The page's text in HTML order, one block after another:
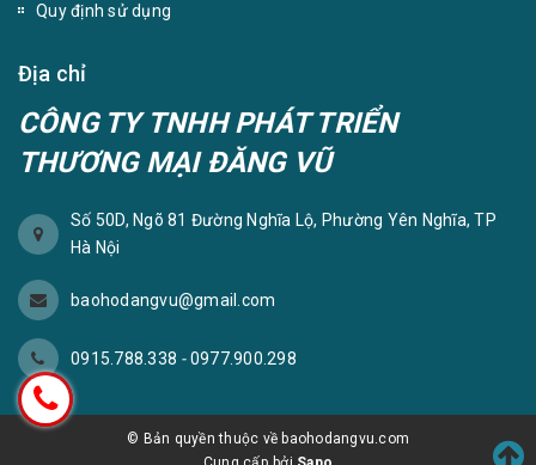
Quy định sử dụng
Địa chỉ
CÔNG TY TNHH PHÁT TRIỂN
THƯƠNG MẠI ĐĂNG VŨ
Số 50D, Ngõ 81 Đường Nghĩa Lộ, Phường Yên Nghĩa, TP
Hà Nội
baohodangvu@gmail.com
0915.788.338 -0977.900.298
© Bản quyền thuộc về baohodangvu.com